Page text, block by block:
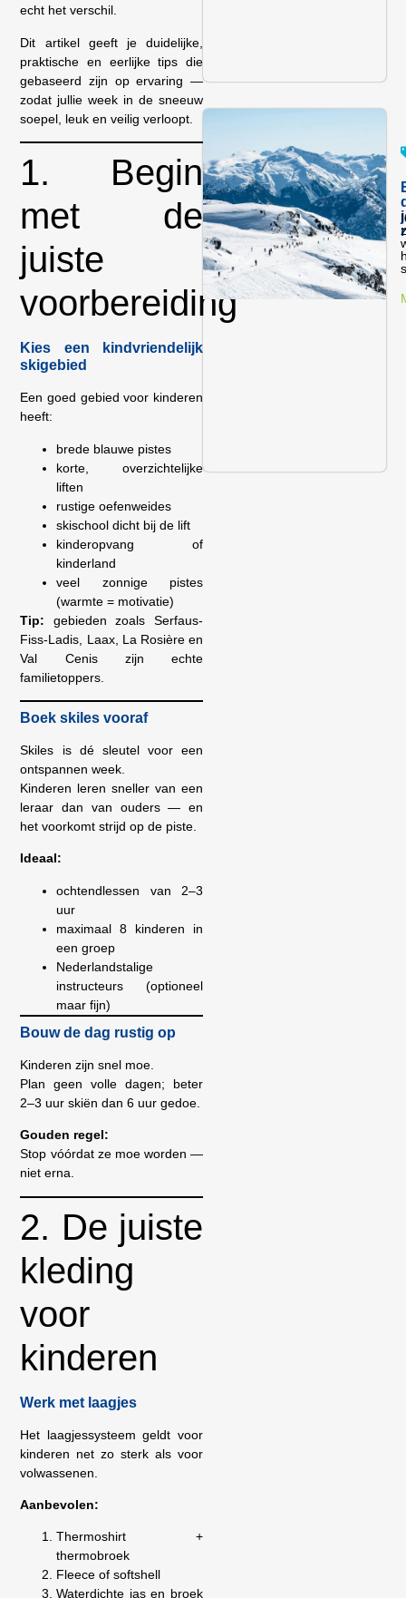
echt het verschil.
Dit artikel geeft je duidelijke,
praktische en eerlijke tips die
gebaseerd zijn op ervaring —
zodat jullie week in de sneeuw
soepel, leuk en veilig verloopt.
1. Begin
met de
juiste
voorbereiding
Kies een kindvriendelijk
skigebied
Een goed gebied voor kinderen
heeft:
brede blauwe pistes
korte, overzichtelijke
liften
rustige oefenweides
skischool dicht bij de lift
kinderopvang of
kinderland
veel zonnige pistes
(warmte = motivatie)
Tip: gebieden zoals Serfaus-
Fiss-Ladis, Laax, La Rosière en
Val Cenis zijn echte
familietoppers.
Boek skiles vooraf
Skiles is dé sleutel voor een
ontspannen week.
Kinderen leren sneller van een
leraar dan van ouders — en
het voorkomt strijd op de piste.
Ideaal:
ochtendlessen van 2–3
uur
maximaal 8 kinderen in
een groep
Nederlandstalige
instructeurs (optioneel
maar fijn)
Bouw de dag rustig op
Kinderen zijn snel moe.
Plan geen volle dagen; beter
2–3 uur skiën dan 6 uur gedoe.
Gouden regel:
Stop vóórdat ze moe worden —
niet erna.
2. De juiste
kleding
voor
kinderen
Werk met laagjes
Het laagjessysteem geldt voor
kinderen net zo sterk als voor
volwassenen.
Aanbevolen:
Thermoshirt +
thermobroek
Fleece of softshell
Waterdichte jas en broek